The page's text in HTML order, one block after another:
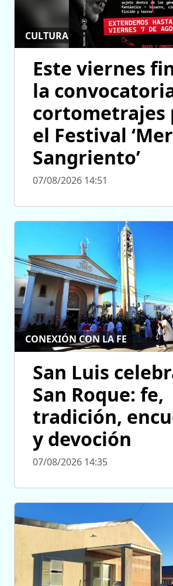
CULTURA
Este viernes
la
cortometrajes
el Festival
Sangriento’
07/08/2026 14:51
CONEXIÓN CON LA FE
San Luis
San Roque: fe,
tradición,
y devoción
07/08/2026 14:35